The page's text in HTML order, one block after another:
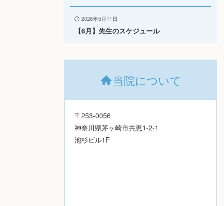
2026年5月11日
【6月】先生のスケジュール
当院について
〒253-0056
神奈川県茅ヶ崎市共恵1-2-1
池杉ビル1F